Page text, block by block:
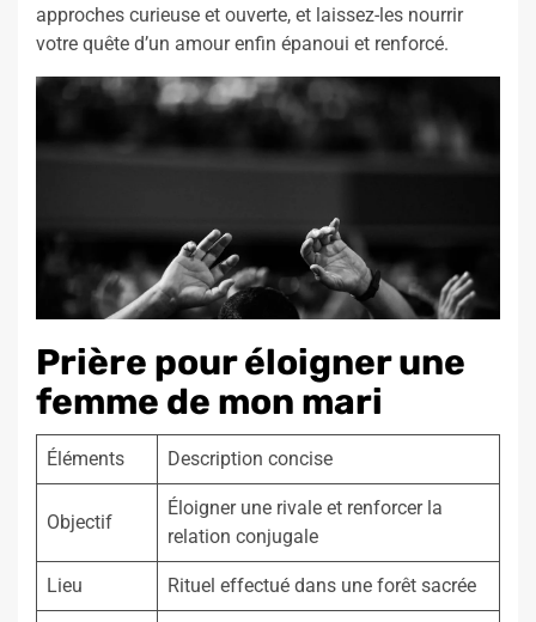
approches curieuse et ouverte, et laissez-les nourrir
votre quête d’un amour enfin épanoui et renforcé.
Prière pour éloigner une
femme de mon mari
Éléments Description concise
Objectif
Éloigner une rivale et renforcer la
relation conjugale
Lieu Rituel effectué dans une forêt sacrée